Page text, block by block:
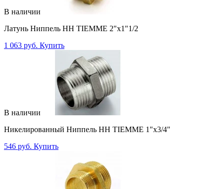
В наличии
Латунь Ниппель НН TIEMME 2"x1"1/2
1 063 руб. Купить
В наличии
Никелированный Ниппель НН TIEMME 1"x3/4"
546 руб. Купить